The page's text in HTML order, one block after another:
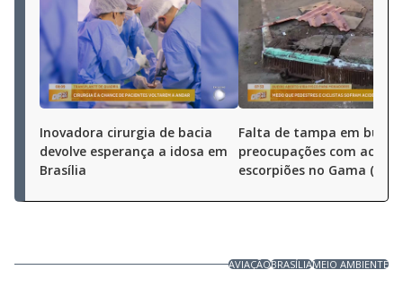
Inovadora cirurgia de bacia
devolve esperança a idosa em
Brasília
Falta de tampa em
preocupações com
escorpiões no Gama (DF)
AVIAÇÃOBRASÍLIAMEIO AMBIENTE